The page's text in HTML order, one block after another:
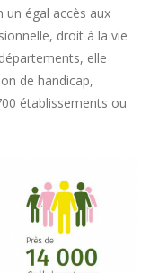
un égal accès aux
droit à la vie
elle
de handicap,
établissements ou